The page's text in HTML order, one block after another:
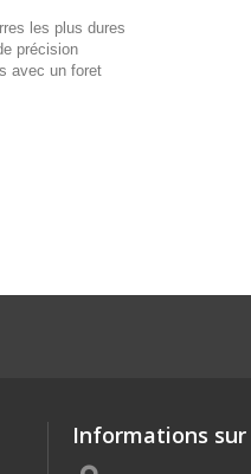
les plus dures
précision
avec un foret
Informations